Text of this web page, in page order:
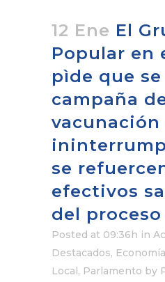
12 Ene El
Popular en
pìde que
campaña
vacunación
se
efectivos
del proceso
Posted at 09:36h in
Destacados,
Local, Parlamento by